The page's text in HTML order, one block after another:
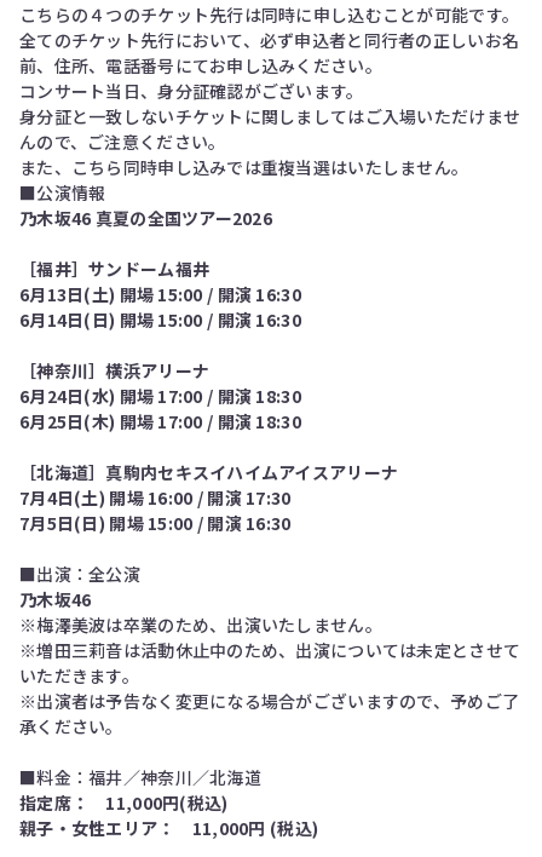
こちらの４つのチケット先行は同時に申し込むことが可能です。
全てのチケット先行において、必ず申込者と同行者の正しいお名
前、住所、電話番号にてお申し込みください。
コンサート当日、身分証確認がございます。
身分証と一致しないチケットに関しましてはご入場いただけませ
んので、ご注意ください。
また、こちら同時申し込みでは重複当選はいたしません。
■公演情報
乃木坂46 真夏の全国ツアー2026
［福井］サンドーム福井
6月13日(土) 開場 15:00 / 開演 16:30
6月14日(日) 開場 15:00 / 開演 16:30
［神奈川］横浜アリーナ
6月24日(水) 開場 17:00 / 開演 18:30
6月25日(木) 開場 17:00 / 開演 18:30
［北海道］真駒内セキスイハイムアイスアリーナ
7月4日(土) 開場 16:00 / 開演 17:30
7月5日(日) 開場 15:00 / 開演 16:30
■出演：全公演
乃⽊坂46
※梅澤美波は卒業のため、出演いたしません。
※増田三莉音は活動休止中のため、出演については未定とさせて
いただきます。
※出演者は予告なく変更になる場合がございますので、予めご了
承ください。
■料金：福井／神奈川／北海道
指定席： 11,000円(税込)
親子・女性エリア： 11,000円 (税込)